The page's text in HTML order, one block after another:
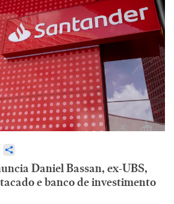
Daniel Bassan, ex-UBS,
e banco de investimento